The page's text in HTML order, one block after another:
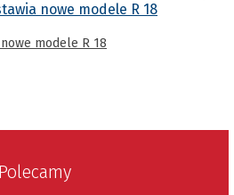
modele R 18
Polecamy